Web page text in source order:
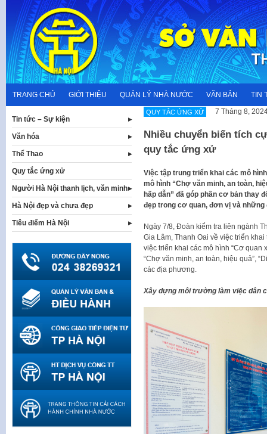
content
TRANG CHỦ GIỚI THIỆU QUẢN LÝ NHÀ NƯỚC VĂN BẢN TIN
QUY TẮC ỨNG XỬ 7 Tháng 8,
Nhiều chuyển biến tích
quy tắc ứng xử
Việc tập trung triển khai các mô
mô hình “Chợ văn minh, an toàn,
hấp dẫn” đã góp phần cơ bản thay
đẹp trong cơ quan, đơn vị và những
Ngày 7/8, Đoàn kiểm tra liên ngành
Gia Lâm, Thanh Oai về việc triển
việc triển khai các mô hình “Cơ quan
“Chợ văn minh, an toàn, hiệu quả”,
các địa phương.
Xây dựng môi trường làm việc dân
Tin tức – Sự kiện
Văn hóa
Thể Thao
Quy tắc ứng xử
Người Hà Nội thanh lịch, văn minh
Hà Nội đẹp và chưa đẹp
Tiêu điểm Hà Nội